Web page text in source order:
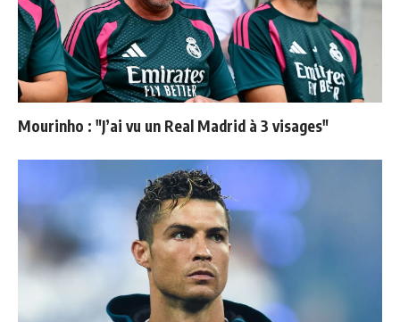
Mourinho : "J’ai vu un Real Madrid à 3 visages"